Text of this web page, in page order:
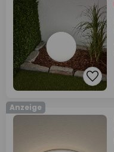
Anzeige